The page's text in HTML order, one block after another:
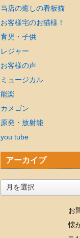
当店の癒しの看板猫
お客様宅のお猫様！
育児・子供
レジャー
お客様の声
ミュージカル
能楽
カメゴン
原発・放射能
you tube
アーカイブ
お
懐